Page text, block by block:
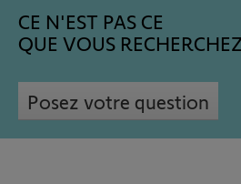
CE N'EST PAS CE
QUE VOUS RECHERCHEZ
Posez votre question